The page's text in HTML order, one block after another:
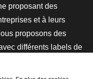
proposant des
et à leurs
proposons des
différents labels de